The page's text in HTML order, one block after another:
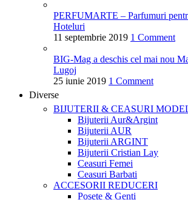
PERFUMARTE – Parfumuri
Hoteluri
11 septembrie 2019 1 Comment
BIG-Mag a deschis cel mai nou
Lugoj
25 iunie 2019 1 Comment
Diverse
BIJUTERII & CEASURI
Bijuterii Aur&Argint
Bijuterii AUR
Bijuterii ARGINT
Bijuterii Cristian Lay
Ceasuri Femei
Ceasuri Barbati
ACCESORII REDUCERI
Posete & Genti